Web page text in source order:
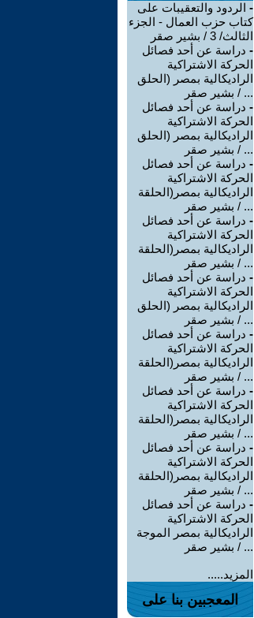
- الردود والتعقيبات على
كتاب حزب العمال - الجزء
الثالث/ 3 / بشير صقر
- دراسة عن أحد فصائل
الحركة الاشتراكية
الراديكالية بمصر (الحلق
... / بشير صقر
- دراسة عن أحد فصائل
الحركة الاشتراكية
الراديكالية بمصر (الحلق
... / بشير صقر
- دراسة عن أحد فصائل
الحركة الاشتراكية
الراديكالية بمصر(الحلقة
... / بشير صقر
- دراسة عن أحد فصائل
الحركة الاشتراكية
الراديكالية بمصر(الحلقة
... / بشير صقر
- دراسة عن أحد فصائل
الحركة الاشتراكية
الراديكالية بمصر (الحلق
... / بشير صقر
- دراسة عن أحد فصائل
الحركة الاشتراكية
الراديكالية بمصر(الحلقة
... / بشير صقر
- دراسة عن أحد فصائل
الحركة الاشتراكية
الراديكالية بمصر(الحلقة
... / بشير صقر
- دراسة عن أحد فصائل
الحركة الاشتراكية
الراديكالية بمصر(الحلقة
... / بشير صقر
- دراسة عن أحد فصائل
الحركة الاشتراكية
الراديكالية بمصر الموجة
... / بشير صقر
المزيد.....
المعجبين بنا على